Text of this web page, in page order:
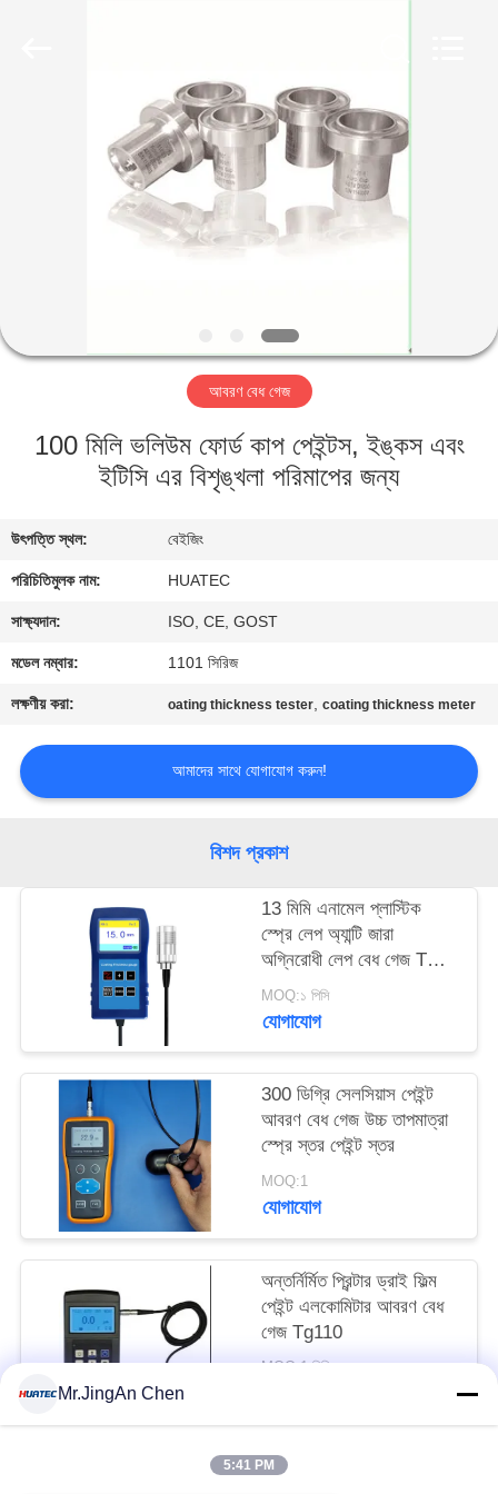
কারখানা
যোগাযোগ
করুন
উদ্ধৃতির
আবেদন
ম্যাপ
PRIVACY
POLICY
আবরণ বেধ গেজ
100 মিলি ভলিউম ফোর্ড কাপ পেইন্টস, ইঙ্কস এবং
ইটিসি এর বিশৃঙ্খলা পরিমাপের জন্য
উৎপত্তি স্থল: বেইজিং
পরিচিতিমুলক নাম: HUATEC
সাক্ষ্যদান: ISO, CE, GOST
মডেল নম্বার: 1101 সিরিজ
লক্ষণীয় করা: oating thickness tester,coating thickness meter
আমাদের সাথে যোগাযোগ করুন!
বিশদ প্রকাশ
13 মিমি এনামেল প্লাস্টিক
স্প্রে লেপ অ্যান্টি জারা
অগ্নিরোধী লেপ বেধ গেজ TG-
6008
MOQ:১ পিসি
যোগাযোগ
300 ডিগ্রি সেলসিয়াস পেইন্ট
আবরণ বেধ গেজ উচ্চ তাপমাত্রা
স্প্রে স্তর পেইন্ট স্তর
MOQ:1
যোগাযোগ
অন্তর্নির্মিত প্রিন্টার ড্রাই ফিল্ম
পেইন্ট এলকোমিটার আবরণ বেধ
গেজ Tg110
MOQ:1 পিসি
Mr.JingAn Chen
5:41 PM